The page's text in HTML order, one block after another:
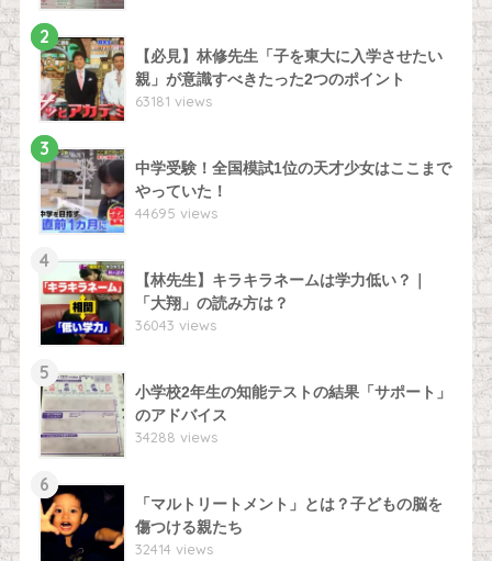
2
【必見】林修先生「子を東大に入学させたい
親」が意識すべきたった2つのポイント
63181 views
3
中学受験！全国模試1位の天才少女はここまで
やっていた！
44695 views
4
【林先生】キラキラネームは学力低い？｜
「大翔」の読み方は？
36043 views
5
小学校2年生の知能テストの結果「サポート」
のアドバイス
34288 views
6
「マルトリートメント」とは？子どもの脳を
傷つける親たち
32414 views